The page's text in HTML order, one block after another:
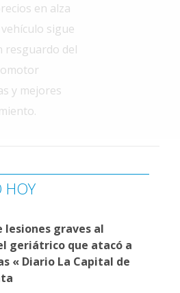
en alza
sigue
resguardo del
y mejores
HOY
lesiones graves al
geriátrico que atacó a
« Diario La Capital de